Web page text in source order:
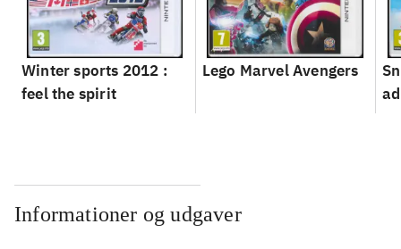
Winter sports 2012 :
feel the spirit
Lego Marvel Avengers
Informationer og udgaver